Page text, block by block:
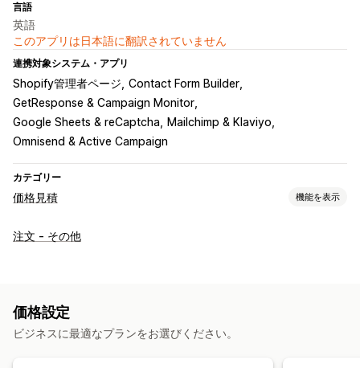
言語
英語
このアプリは日本語に翻訳されていません
連携対象システム・アプリ
Shopify管理者ページ Contact Form Builder
GetResponse & Campaign Monitor
Google Sheets & reCaptcha
Mailchimp & Klaviyo
Omnisend & Active Campaign
カテゴリー
価格見積 機能を表示
価格ルール
カスタマイズ
カスタム表示
ボタン 見積フォーム 請求書
注文 - その他
価格設定
ビジネスに最適なプランをお選びください。